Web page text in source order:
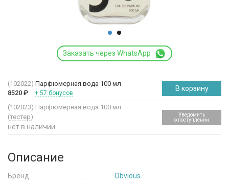
Заказать через WhatsApp
(102022) Парфюмерная вода 100 мл
8520 ₽ + 57 бонусов
В корзину
(102023) Парфюмерная вода 100 мл
(тестер)
нет в наличии
Уведомить
о поступлении
Описание
Бренд
Obvious